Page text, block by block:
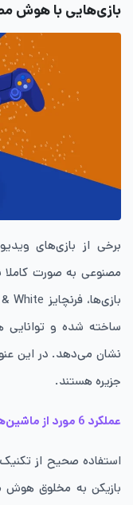
بازی‌هایی با هوش
برخی از بازی‌های
مصنوعی به صورت کاملا
ساخته شده و توانایی
نشان می‌دهد. در این
جزیره هستند.
عملکرد 6 مورد از ماشین‌ها در بازی پابجی موبایل در مپ‌های مختلف
استفاده صحیح از
بازیکن به مخلوق هوش